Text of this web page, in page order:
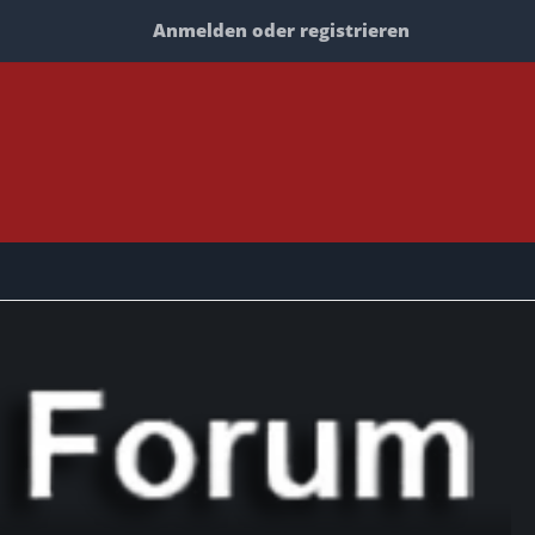
Anmelden oder registrieren